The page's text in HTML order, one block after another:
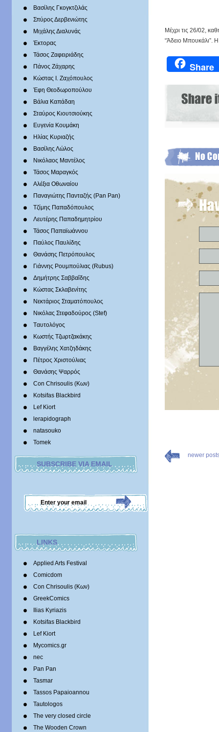
Βασίλης Γκογκτζιλάς
Σπύρος Δερβενιώτης
Mιχάλης Διαλυνάς
Έκτορας
Τάσος Ζαφειριάδης
Πάνος Ζάχαρης
Κώστας Ι. Ζαχόπουλoς
Έφη Θεοδωροπούλου
Βάλια Καπάδαη
Σταύρος Κιουτσιούκης
Ευγενία Κουμάκη
Ηλίας Κυριαζής
Βασίλης Λώλος
Νικόλαος Μαντέλος
Τάσος Μαραγκός
Αλέξια Οθωναίου
Παναγιώτης Πανταζής (Pan Pan)
Τζίμης Παπαδόπουλος
Λευτέρης Παπαδημητρίου
Τάσος Παπαϊωάννου
Παύλος Παυλίδης
Θανάσης Πετρόπουλος
Γιάννης Ρουμπούλιας (Rubus)
Δημήτρης Σαββαΐδης
Κώστας Σκλαβενίτης
Νεκτάριος Σταματόπουλος
Νικόλας Στεφαδούρος (Stef)
Tαυτολόγος
Κωστής Τζωρτζακάκης
Βαγγέλης Χατζηδάκης
Πέτρος Χριστούλιας
Θανάσης Ψαρρός
Con Chrisoulis (Κων)
Kotsifas Blackbird
Lef Kiort
lerapidograph
natasouko
Tomek
SUBSCRIBE VIA EMAIL
LINKS
Applied Arts Festival
Comicdom
Con Chrisoulis (Κων)
GreekComics
Ilias Kyriazis
Kotsifas Blackbird
Lef Kiort
Mycomics.gr
nec
Pan Pan
Tasmar
Tassos Papaioannou
Tautologos
The very closed circle
The Wooden Crown
Mέχρι τις 26/02,
“Άδειο Μπουκάλι”.
Share
newer